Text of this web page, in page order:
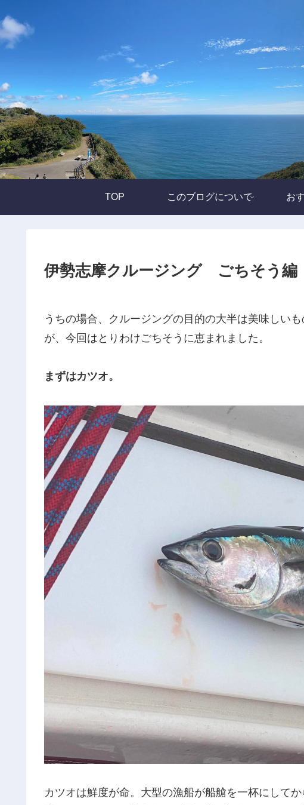
TOP このブログについて お
伊勢志摩クルージング ごちそう編
うちの場合、クルージングの目的の大半は美味しい
が、今回はとりわけごちそうに恵まれました。
まずはカツオ。
カツオは鮮度が命。大型の漁船が船艙を一杯にして